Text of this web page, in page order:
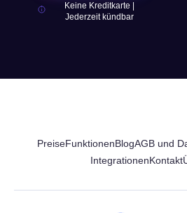
Keine Kreditkarte |
Jederzeit kündbar
PreiseFunktionenBlogAGB und
IntegrationenKontakt